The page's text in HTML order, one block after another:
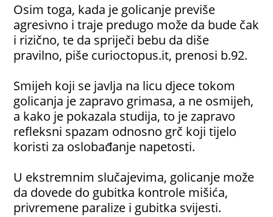
Osim toga, kada je golicanje previše
agresivno i traje predugo može da bude čak
i rizično, te da spriječi bebu da diše
pravilno, piše curioctopus.it, prenosi b.92.
Smijeh koji se javlja na licu djece tokom
golicanja je zapravo grimasa, a ne osmijeh,
a kako je pokazala studija, to je zapravo
refleksni spazam odnosno grč koji tijelo
koristi za oslobađanje napetosti.
U ekstremnim slučajevima, golicanje može
da dovede do gubitka kontrole mišića,
privremene paralize i gubitka svijesti.